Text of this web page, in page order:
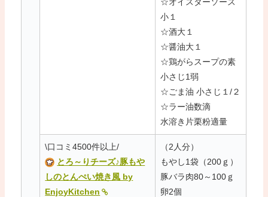
小１
☆酒大１
☆醤油大１
☆鶏がらスープの素
小さじ1弱
☆ごま油 小さじ１/２
☆ラー油数滴
水溶き片栗粉適量
\口コミ4500件以上/
とろ～りチーズ♪豚もや
しのとんぺい焼き風 by
EnjoyKitchen
（2人分）
もやし1袋（200ｇ）
豚バラ肉80～100ｇ
卵2個